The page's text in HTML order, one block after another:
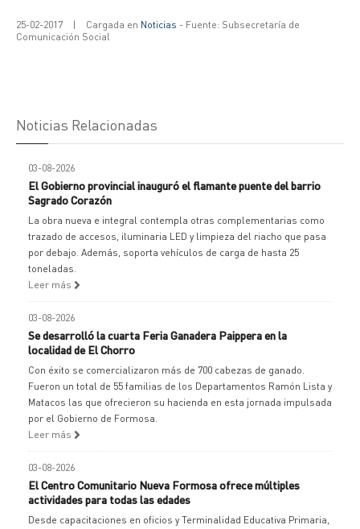
25-02-2017 | Cargada en Noticias - Fuente: Subsecretaría de
Comunicación Social
Noticias Relacionadas
03-08-2026
El Gobierno provincial inauguró el flamante puente del barrio
Sagrado Corazón
La obra nueva e integral contempla otras complementarias como
trazado de accesos, iluminaria LED y limpieza del riacho que pasa
por debajo. Además, soporta vehículos de carga de hasta 25
toneladas.
Leer más
03-08-2026
Se desarrolló la cuarta Feria Ganadera Paippera en la
localidad de El Chorro
Con éxito se comercializaron más de 700 cabezas de ganado.
Fueron un total de 55 familias de los Departamentos Ramón Lista y
Matacos las que ofrecieron su hacienda en esta jornada impulsada
por el Gobierno de Formosa.
Leer más
03-08-2026
El Centro Comunitario Nueva Formosa ofrece múltiples
actividades para todas las edades
Desde capacitaciones en oficios y Terminalidad Educativa Primaria,